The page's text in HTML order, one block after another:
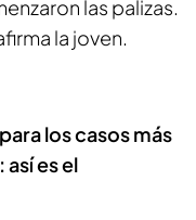
las palizas.
la joven.
los casos más
es el